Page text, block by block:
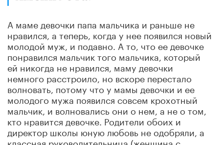
А маме девочки папа мальчика и раньше не
нравился, а теперь, когда у нее появился новый
молодой муж, и подавно. А то, что ее девочке
понравился мальчик того мальчика, который
ей никогда не нравился, маму девочки
немного расстроило, но вскоре перестало
волновать, потому что у мамы девочки и ее
молодого мужа появился совсем крохотный
мальчик, и волновались они о нем, а не о том,
кто нравится девочке. Родители обоих и
директор школы юную любовь не одобряли, а
классная руководительница (женщина с